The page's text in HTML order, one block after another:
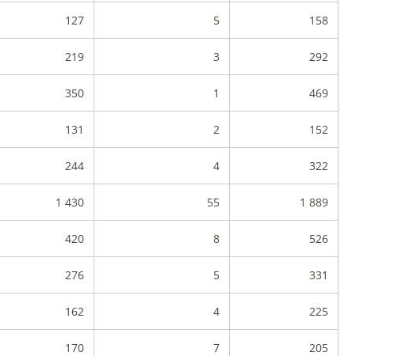
127 5 158
219 3 292
350 1 469
131 2 152
244 4 322
1 430 55 1 889
420 8 526
276 5 331
162 4 225
170 7 205